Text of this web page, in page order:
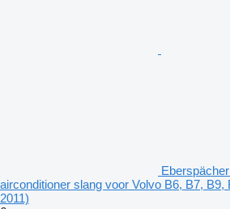
airconditioner slang voor Volvo B6, B7, B9,
2011)